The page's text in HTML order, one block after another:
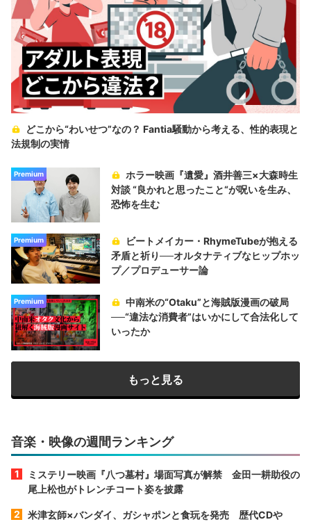
どこから“わいせつ”なの？ Fantia騒動から考える、性的表現と
法規制の実情
Premium
ホラー映画『遺愛』酒井善三×大森時生
対談 “良かれと思ったこと“が呪いを生み、
恐怖を生む
Premium
ビートメイカー・RhymeTubeが抱える
矛盾と祈り──オルタナティブなヒップホッ
プ／プロデューサー論
Premium
中南米の“Otaku”と海賊版漫画の破局
──“違法な消費者”はいかにして合法化して
いったか
もっと見る
音楽・映像の週間ランキング
ミステリー映画『八つ墓村』場面写真が解禁 金田一耕助役の
尾上松也がトレンチコート姿を披露
米津玄師×バンダイ、ガシャポンと食玩を発売 歴代CDや